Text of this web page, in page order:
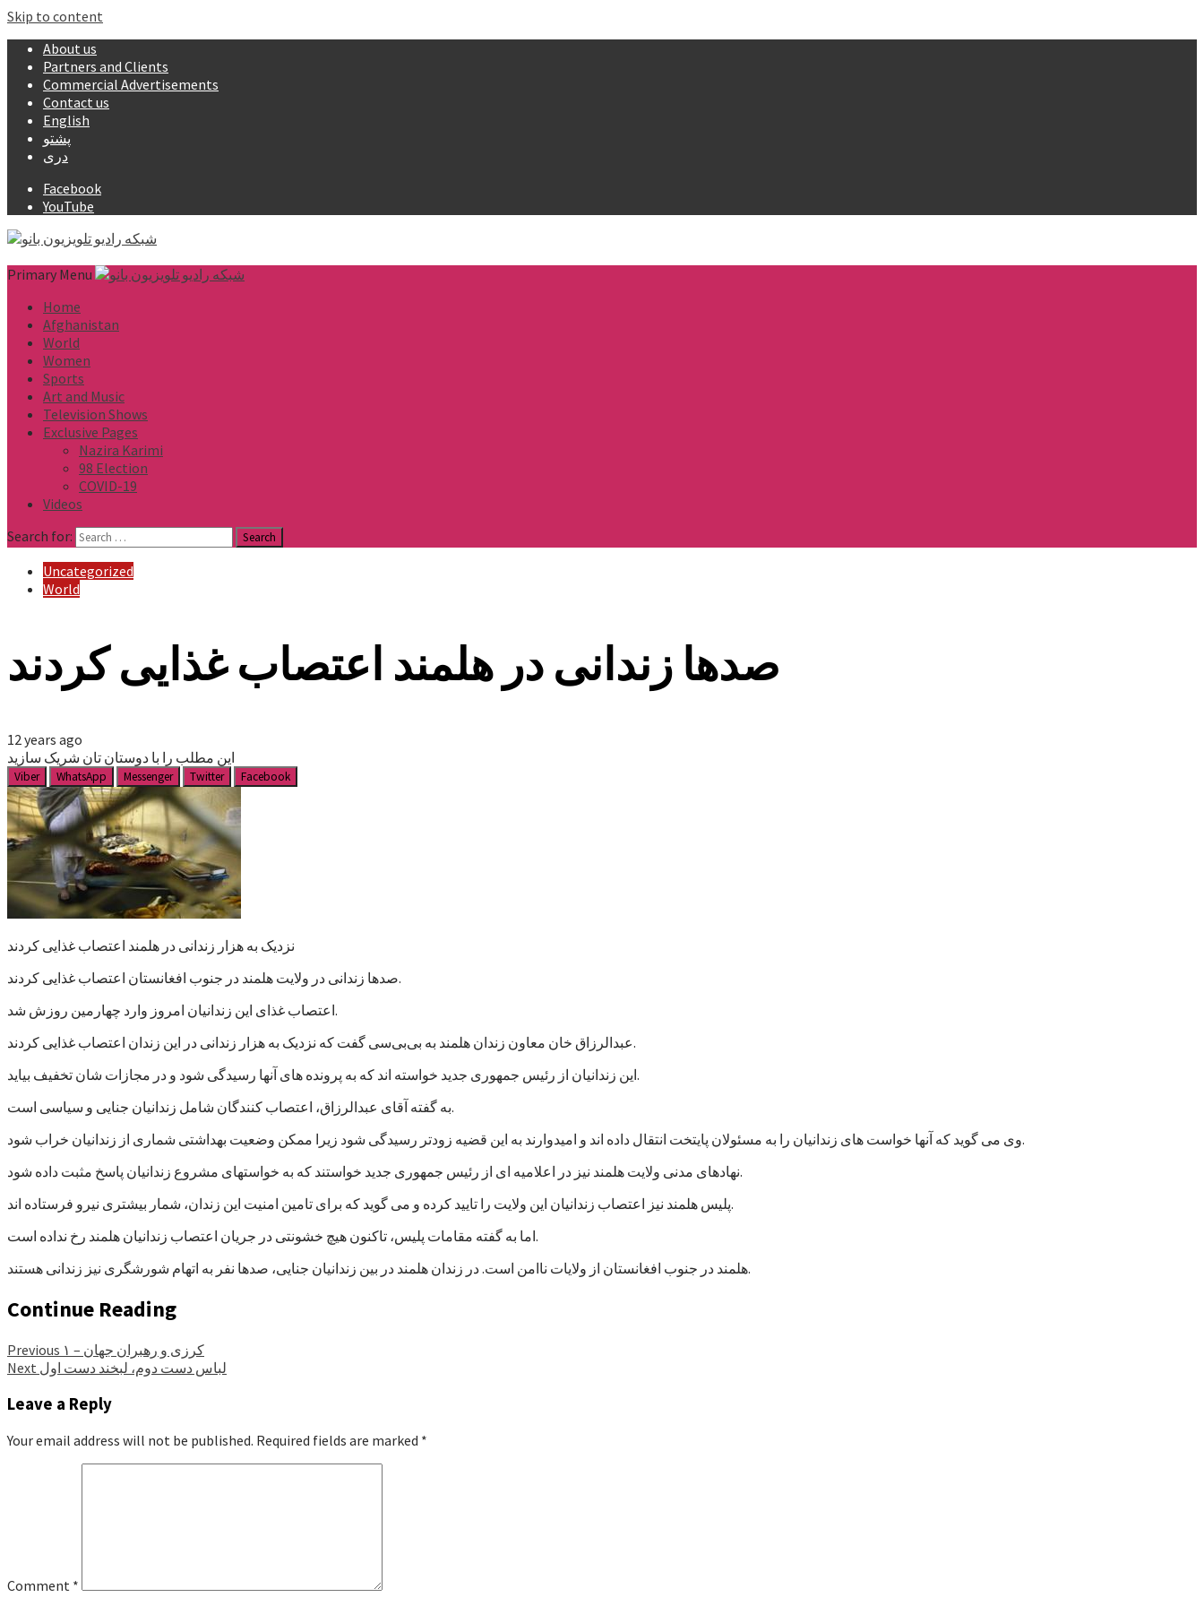
Skip to content
About us
Partners and Clients
Commercial Advertisements
Contact us
English
پشتو
دری
Facebook
YouTube
Primary Menu
Home
Afghanistan
World
Women
Sports
Art and Music
Television Shows
Exclusive Pages
Nazira Karimi
98 Election
COVID-19
Videos
Search for:
Uncategorized
World
صدها زندانی در هلمند اعتصاب غذایی کردند
12 years ago
این مطلب را با دوستان تان شریک سازید
Viber WhatsApp Messenger Twitter Facebook
نزدیک به هزار زندانی در هلمند اعتصاب غذایی کردند
صدها زندانی در ولایت هلمند در جنوب افغانستان اعتصاب غذایی کردند.
اعتصاب غذای این زندانیان امروز وارد چهارمین روزش شد.
عبدالرزاق خان معاون زندان هلمند به بی‌بی‌سی گفت که نزدیک به هزار زندانی در این زندان اعتصاب غذایی کردند.
این زندانیان از رئیس جمهوری جدید خواسته اند که به پرونده های آنها رسیدگی شود و در مجازات شان تخفیف بیاید.
به گفته آقای عبدالرزاق، اعتصاب کنندگان شامل زندانیان جنایی و سیاسی است.
وی می گوید که آنها خواست های زندانیان را به مسئولان پایتخت انتقال داده اند و امیدوارند به این قضیه زودتر رسیدگی شود زیرا ممکن وضعیت بهداشتی شماری از زندانیان خراب شود.
نهادهای مدنی ولایت هلمند نیز در اعلامیه ای از رئیس جمهوری جدید خواستند که به خواستهای مشروع زندانیان پاسخ مثبت داده شود.
پلیس هلمند نیز اعتصاب زندانیان این ولایت را تایید کرده و می گوید که برای تامین امنیت این زندان، شمار بیشتری نیرو فرستاده اند.
اما به گفته مقامات پلیس، تاکنون هیچ خشونتی در جریان اعتصاب زندانیان هلمند رخ نداده است.
هلمند در جنوب افغانستان از ولایات ناامن است. در زندان هلمند در بین زندانیان جنایی، صدها نفر به اتهام شورشگری نیز زندانی هستند.
Continue Reading
Previous
کرزی و رهبران جهان – ۱
Next لباس دست دوم، لبخند دست اول
Leave a Reply
Your email address will not be published. Required fields are marked *
Comment *